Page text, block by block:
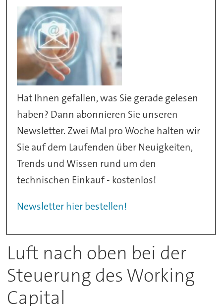
Hat Ihnen gefallen, was Sie gerade gelesen
haben? Dann abonnieren Sie unseren
Newsletter. Zwei Mal pro Woche halten wir
Sie auf dem Laufenden über Neuigkeiten,
Trends und Wissen rund um den
technischen Einkauf - kostenlos!
Newsletter hier bestellen!
Luft nach oben bei der
Steuerung des Working
Capital